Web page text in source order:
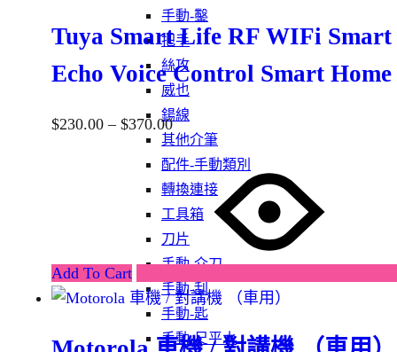
手動-鑿
把手
絲攻
威也
鍚線
其他介筆
配件-手動類別
轉換連接
工具箱
刀片
手動-介刀
手動-刮
手動-匙
手動-尺平水
Tuya Smart Life RF WIFi
Echo Voice Control Smart
$230.00 – $370.00
Add To Cart